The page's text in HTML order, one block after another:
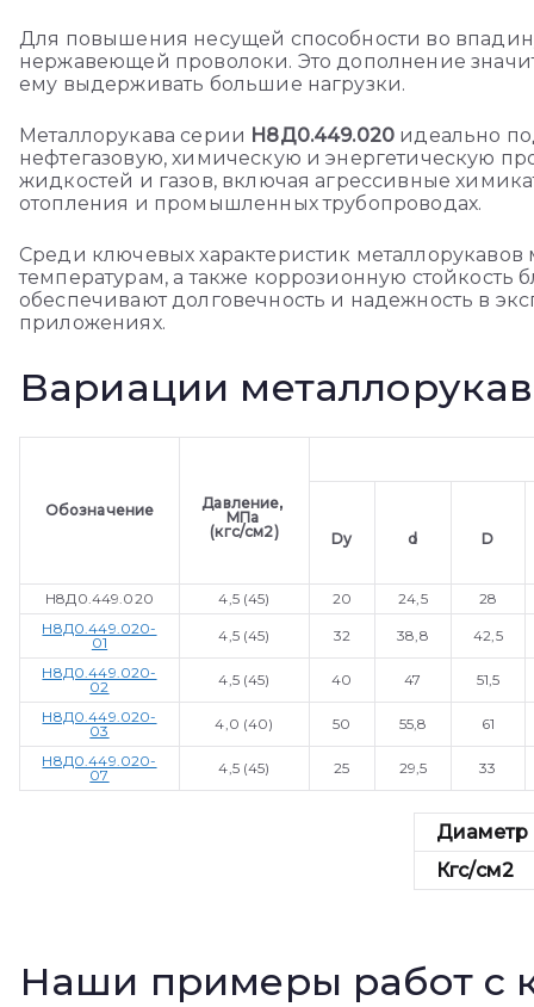
Для повышения несущей способности во
нержавеющей проволоки. Это дополнение
ему выдерживать большие нагрузки.
Металлорукава серии Н8Д0.449.020 идеально
нефтегазовую, химическую и энергетическую
жидкостей и газов, включая агрессивные
отопления и промышленных трубопроводах.
Среди ключевых характеристик
температурам, а также коррозионную
обеспечивают долговечность и надежность в
приложениях.
Вариации
Обозначение
Давление,
МПа
(кгс/см2)
Dy d D
Н8Д0.449.020 4,5 (45) 20 24,5
28
Н8Д0.449.020-
01
4,5 (45) 32 38,8 42,5
Н8Д0.449.020-
02
4,5 (45) 40 47 51,5
Н8Д0.449.020-
03
4,0 (40) 50 55,8 61
Н8Д0.449.020-
07
4,5 (45) 25 29,5 33
Диаметр
Кгс/см2
Наши примеры работ с